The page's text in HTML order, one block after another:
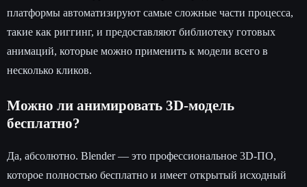
платформы автоматизируют самые сложные части процесса,
такие как риггинг, и предоставляют библиотеку готовых
анимаций, которые можно применить к модели всего в
несколько кликов.
Можно ли анимировать 3D-модель
бесплатно?
Да, абсолютно. Blender — это профессиональное 3D-ПО,
которое полностью бесплатно и имеет открытый исходный